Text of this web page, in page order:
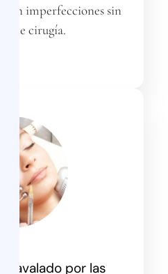
imperfecciones sin
de cirugía.
avalado por las